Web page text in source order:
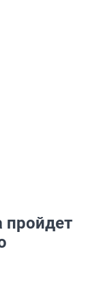
пройдет